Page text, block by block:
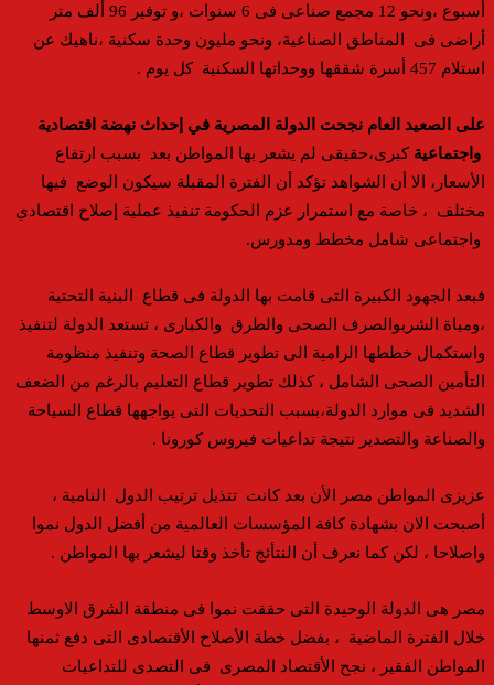
أسبوع ،ونحو 12 مجمع صناعى فى 6 سنوات ،و توفير 96 ألف متر
أراضى فى المناطق الصناعية، ونحو مليون وحدة سكنية ،ناهيك عن
استلام 457 أسرة شققها ووحداتها السكنية كل يوم .
على الصعيد العام نجحت الدولة المصرية في إحداث نهضة اقتصادية
واجتماعية كبرى،حقيقى لم يشعر بها المواطن بعد بسبب ارتفاع
الأسعار، الا أن الشواهد تؤكد أن الفترة المقبلة سيكون الوضع فيها
مختلف ، خاصة مع استمرار عزم الحكومة تنفيذ عملية إصلاح اقتصادي
واجتماعى شامل مخطط ومدورس.
فبعد الجهود الكبيرة التى قامت بها الدولة فى قطاع البنية التحتية
،ومياة الشربوالصرف الصحى والطرق والكبارى ، تستعد الدولة لتنفيذ
واستكمال خططها الرامية الى تطوير قطاع الصحة وتنفيذ منظومة
التأمين الصحى الشامل ، كذلك تطوير قطاع التعليم بالرغم من الضعف
الشديد فى موارد الدولة،بسبب التحديات التى يواجهها قطاع السياحة
والصناعة والتصدير نتيجة تداعيات فيروس كورونا .
عزيزى المواطن مصر الأن بعد كانت تتذيل ترتيب الدول النامية ،
أصبحت الان بشهادة كافة المؤسسات العالمية من أفضل الدول نموا
واصلاحا ، لكن كما نعرف أن النتأئج تأخذ وقتا ليشعر بها المواطن .
مصر هى الدولة الوحيدة التى حققت نموا فى منطقة الشرق الاوسط
خلال الفترة الماضية ، بفضل خطة الأصلاح الأقتصادى التى دفع ثمنها
المواطن الفقير ، نجح الأقتصاد المصرى فى التصدى للتداعيات